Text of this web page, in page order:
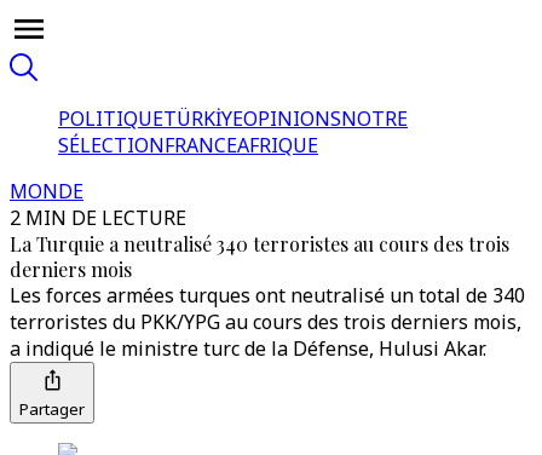
POLITIQUETÜRKİYEOPINIONSNOTRE
SÉLECTIONFRANCEAFRIQUE
MONDE
2 MIN DE LECTURE
La Turquie a neutralisé 340 terroristes au cours des trois
derniers mois
Les forces armées turques ont neutralisé un total de 340
terroristes du PKK/YPG au cours des trois derniers mois,
a indiqué le ministre turc de la Défense, Hulusi Akar.
Partager